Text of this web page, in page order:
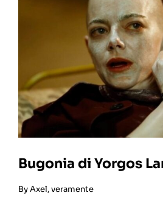
Bugonia di Yorgos
ByAxel, veramente